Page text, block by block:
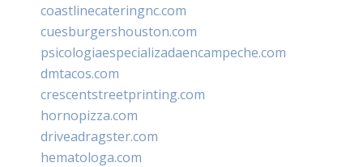
coastlinecateringnc.com
cuesburgershouston.com
psicologiaespecializadaencampeche.com
dmtacos.com
crescentstreetprinting.com
hornopizza.com
driveadragster.com
hematologa.com